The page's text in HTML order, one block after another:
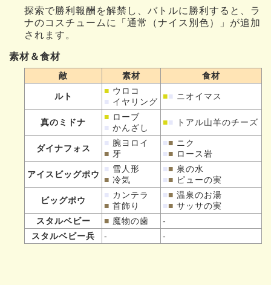
探索で勝利報酬を解禁し、バトルに勝利すると、ラ
ナのコスチュームに「通常（ナイス別色）」が追加
されます。
素材＆食材
敵 素材 食材
ルト
■ ウロコ
■ イヤリング
■■ ニオイマス
真のミドナ
■ ローブ
■ かんざし
■■ トアル山羊のチーズ
ダイナフォス
■ 腕ヨロイ
■ 牙
■■ ニク
■■ ロース岩
アイスビッグポウ
■ 雪人形
■ 冷気
■■ 泉の水
■■ ピューの実
ビッグポウ
■ カンテラ
■ 首飾り
■■ 温泉のお湯
■■ サッサの実
スタルベビー
■ 魔物の歯
-
スタルベビー兵
- -